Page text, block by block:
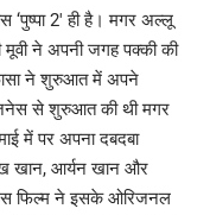
‘पुष्पा 2′ ही है। मगर अल्लू
ने अपनी जगह पक्की की
ने शुरुआत में अपने
से शुरुआत की थी मगर
में पर अपना दबदबा
खान, आर्यन खान और
फिल्म ने इसके ओरिजनल